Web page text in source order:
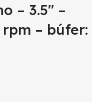
– 3.5″ –
rpm – búfer: